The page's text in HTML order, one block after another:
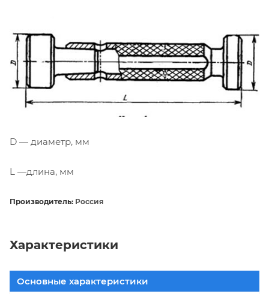
D — диаметр, мм
L —длина, мм
Производитель: Россия
Характеристики
Основные характеристики